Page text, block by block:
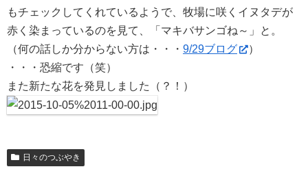
もチェックしてくれているようで、牧場に咲くイヌタデが
赤く染まっているのを見て、「マキバサンゴね～」と。
（何の話しか分からない方は・・・ 9/29ブログ
）
・・・恐縮です（笑）
また新たな花を発見しました（？！）
日々のつぶやき